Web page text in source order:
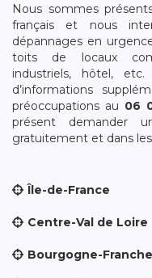
Nous sommes
français et nous
dépannages en
toits de locaux
industriels, hôtel,
d’informations
préoccupations au 06
présent demander
gratuitement et dans
Île-de-France
Centre-Val de Loire
Bourgogne-